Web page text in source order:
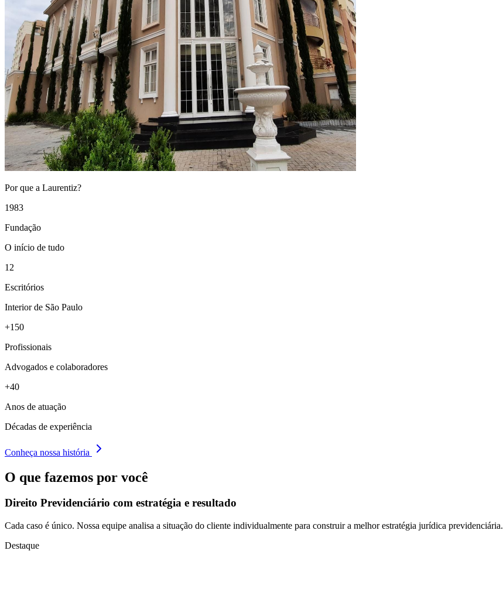
Por que a Laurentiz?
1983
Fundação
O início de tudo
12
Escritórios
Interior de São Paulo
+150
Profissionais
Advogados e colaboradores
+40
Anos de atuação
Décadas de experiência
Conheça nossa história
O que fazemos por você
Direito Previdenciário com estratégia e resultado
Cada caso é único. Nossa equipe analisa a situação do cliente individualmente para construir a melhor estratégia jurídica previdenciária.
Destaque